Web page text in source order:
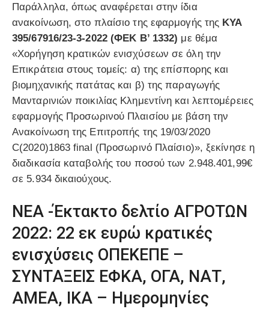
Παράλληλα, όπως αναφέρεται στην ίδια
ανακοίνωση, στο πλαίσιο της εφαρμογής της ΚΥΑ
395/67916/23-3-2022 (ΦΕΚ Β’ 1332) με θέμα
«Χορήγηση κρατικών ενισχύσεων σε όλη την
Επικράτεια στους τομείς: α) της επίσπορης και
βιομηχανικής πατάτας και β) της παραγωγής
Μανταρινιών ποικιλίας Κλημεντίνη και λεπτομέρειες
εφαρμογής Προσωρινού Πλαισίου με βάση την
Ανακοίνωση της Επιτροπής της 19/03/2020
C(2020)1863 final (Προσωρινό Πλαίσιο)», ξεκίνησε η
διαδικασία καταβολής του ποσού των 2.948.401,99€
σε 5.934 δικαιούχους.
NEA -Έκτακτο δελτίο ΑΓΡΟΤΩΝ
2022: 22 εκ ευρώ κρατικές
ενισχύσεις ΟΠΕΚΕΠΕ –
ΣΥΝΤΑΞΕΙΣ ΕΦΚΑ, ΟΓΑ, ΝΑΤ,
ΑΜΕΑ, ΙΚΑ – Ημερομηνίες